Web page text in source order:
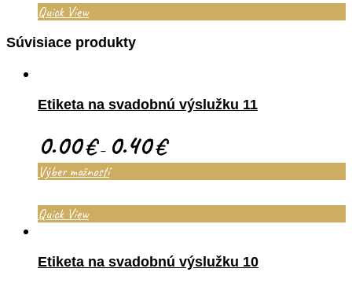
Quick View
Súvisiace produkty
Etiketa na svadobnú výslužku 11
0.00€– 0.40€
Výber možností
Quick View
Etiketa na svadobnú výslužku 10